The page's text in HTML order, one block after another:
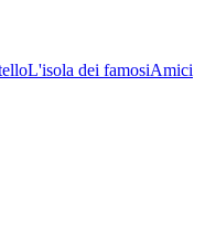
L'isola dei famosiAmici